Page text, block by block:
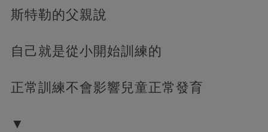
斯特勒的父親說
自己就是從小開始訓練的
正常訓練不會影響兒童正常發育
▼